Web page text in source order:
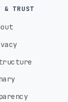
& TRUST